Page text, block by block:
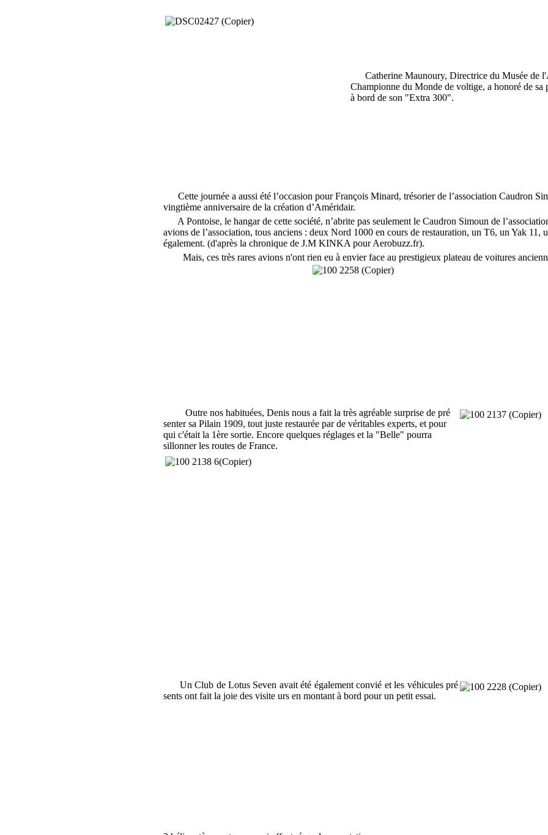
Catherine Maunoury, Directrice du Musée de
Championne du Monde de voltige, a honoré de sa
à bord de son "Extra 300".
Cette journée a aussi été l’occasion pour François Minard, trésorier de l’association Caudron
vingtième anniversaire de la création d’Améridair.
A Pontoise, le hangar de cette société, n’abrite pas seulement le Caudron Simoun de
avions de l’association, tous anciens : deux Nord 1000 en cours de restauration, un T6, un Yak 11,
également. (d'après la chronique de J.M KINKA pour Aerobuzz.fr).
Mais, ces très rares avions n'ont rien eu à envier face au prestigieux plateau de voitures
Outre nos habituées, Denis nous a fait la très agréable surprise de pré
senter sa Pilain 1909, tout juste restaurée par de véritables experts, et pour
qui c'était la 1ère sortie. Encore quelques réglages et la "Belle" pourra
sillonner les routes de France.
Un Club de Lotus Seven avait été également convié et les véhicules pré
sents ont fait la joie des visite urs en montant à bord pour un petit essai.